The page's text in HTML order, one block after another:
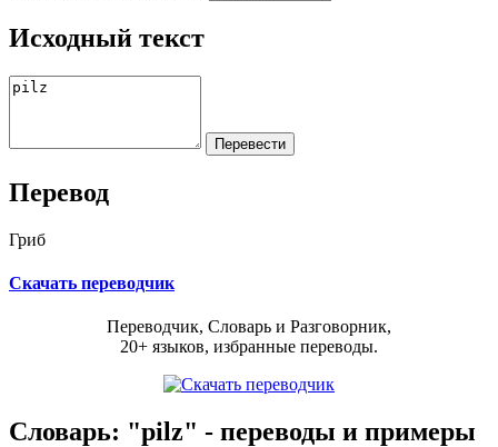
Исходный текст
Перевод
Гриб
Скачать переводчик
Переводчик, Словарь и Разговорник,
20+ языков, избранные переводы.
Словарь: "pilz" - переводы и примеры